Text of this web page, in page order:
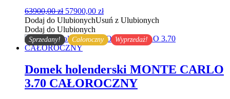
63900,00zł Pierwotna
cena
wynosiła:
63900,00 zł.
57900,00 złAktualna
cena
57900,00 zł.
Dodaj do UlubionychUsuń z Ulubionych
Dodaj do Ulubionych
Sprzedany! Całoroczny Wyprzedaż!
Domek holenderski MONTE CARLO
3.70 CAŁOROCZNY